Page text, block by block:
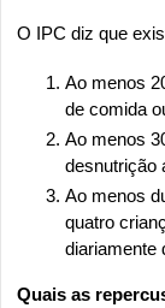
O IPC diz que
Ao menos
de comida
Ao menos
desnutrição
Ao menos
quatro
diariamente
Quais as